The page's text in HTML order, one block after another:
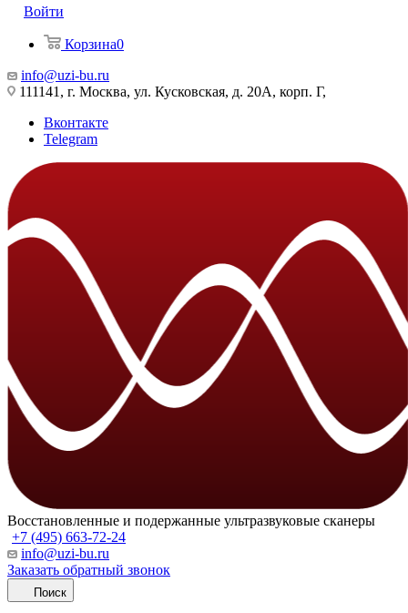
Войти
Корзина0
info@uzi-bu.ru
111141, г. Москва, ул. Кусковская, д. 20А, корп. Г,
Вконтакте
Telegram
Восстановленные и подержанные ультразвуковые сканеры
+7 (495) 663-72-24
info@uzi-bu.ru
Заказать обратный звонок
Поиск